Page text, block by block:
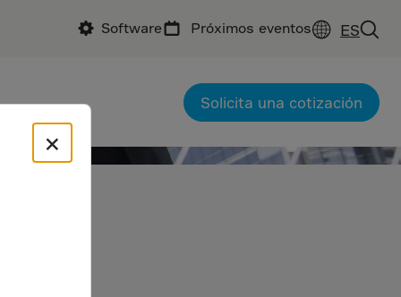
Software Próximos eventos ES
Solicita una cotización
×